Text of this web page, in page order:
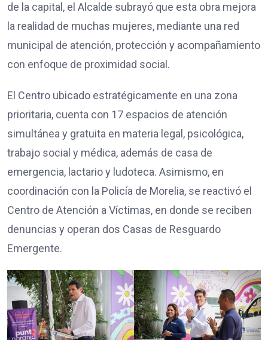
de la capital, el Alcalde subrayó que esta obra mejora
la realidad de muchas mujeres, mediante una red
municipal de atención, protección y acompañamiento
con enfoque de proximidad social.
El Centro ubicado estratégicamente en una zona
prioritaria, cuenta con 17 espacios de atención
simultánea y gratuita en materia legal, psicológica,
trabajo social y médica, además de casa de
emergencia, lactario y ludoteca. Asimismo, en
coordinación con la Policía de Morelia, se reactivó el
Centro de Atención a Víctimas, en donde se reciben
denuncias y operan dos Casas de Resguardo
Emergente.